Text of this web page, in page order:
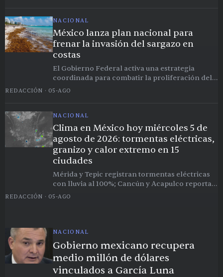
NACIONAL
México lanza plan nacional para
frenar la invasión del sargazo en
costas
El Gobierno Federal activa una estrategia
coordinada para combatir la proliferación del
alga en el Caribe mexicano.
REDACCIÓN · 05-AGO
NACIONAL
Clima en México hoy miércoles 5 de
agosto de 2026: tormentas eléctricas,
granizo y calor extremo en 15
ciudades
Mérida y Tepic registran tormentas eléctricas
con lluvia al 100%; Cancún y Acapulco reportan
granizo ligero; Culiacán alcanza 38.6°C como la
REDACCIÓN · 05-AGO
NACIONAL
Gobierno mexicano recupera
medio millón de dólares
vinculados a García Luna